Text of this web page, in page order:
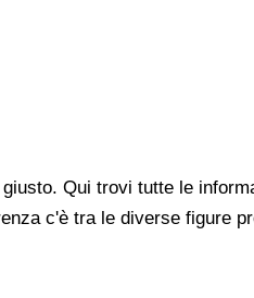
Qui trovi tutte le
c'è tra le diverse figure